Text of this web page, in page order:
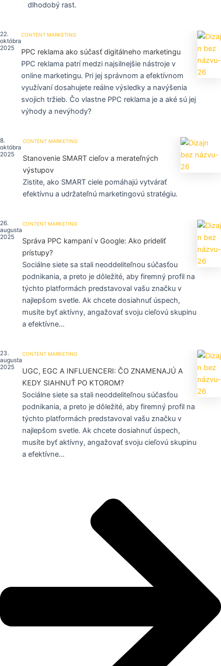
dlhodobý rast.
22.
októbra
2025
CONTENT MARKETING
PPC reklama ako súčasť digitálneho marketingu
PPC reklama patrí medzi najsilnejšie nástroje v
online marketingu. Pri jej správnom a efektívnom
využívaní dosahujete reálne výsledky a navýšenia
svojich tržieb. Čo vlastne PPC reklama je a aké sú jej
výhody a nevýhody?
8.
októbra
2025
CONTENT MARKETING
Stanovenie SMART cieľov a merateľných
výstupov
Zistite, ako SMART ciele pomáhajú vytvárať
efektívnu a udržateľnú marketingovú stratégiu.
26.
augusta
2025
CONTENT MARKETING
Správa PPC kampaní v Google: Ako prideliť
prístupy?
Sociálne siete sa stali neoddeliteľnou súčasťou
podnikania, a preto je dôležité, aby firemný profil na
týchto platformách predstavoval vašu značku v
najlepšom svetle. Ak chcete dosiahnuť úspech,
musíte byť aktívny, angažovať svoju cieľovú skupinu
a efektívne...
23.
augusta
2025
CONTENT MARKETING
UGC, EGC A INFLUENCERI: ČO ZNAMENAJÚ A
KEDY SIAHNUŤ PO KTOROM?
Sociálne siete sa stali neoddeliteľnou súčasťou
podnikania, a preto je dôležité, aby firemný profil na
týchto platformách predstavoval vašu značku v
najlepšom svetle. Ak chcete dosiahnuť úspech,
musíte byť aktívny, angažovať svoju cieľovú skupinu
a efektívne...